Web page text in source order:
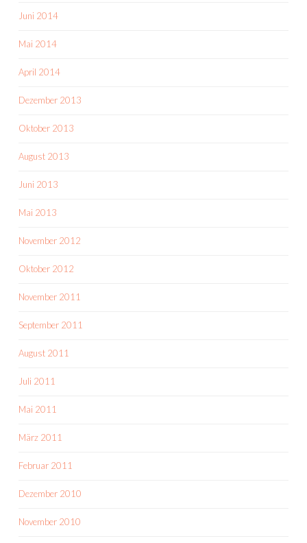
Juni 2014
Mai 2014
April 2014
Dezember 2013
Oktober 2013
August 2013
Juni 2013
Mai 2013
November 2012
Oktober 2012
November 2011
September 2011
August 2011
Juli 2011
Mai 2011
März 2011
Februar 2011
Dezember 2010
November 2010